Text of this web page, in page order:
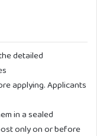
detailed
applying. Applicants
in a sealed
only on or before